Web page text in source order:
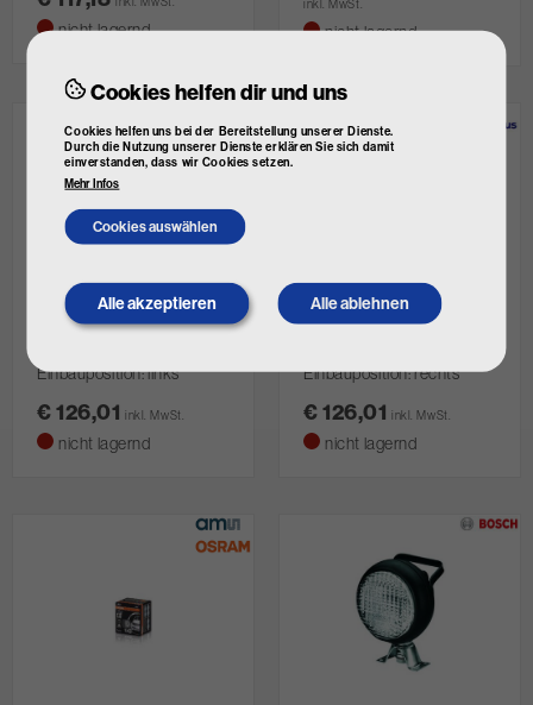
nicht lagernd
inkl. MwSt.
nicht lagernd
ABAKUS
Arbeitsscheinwerfer
Einbauposition: links
€ 126,01inkl. MwSt.
nicht lagernd
ABAKUS
Arbeitsscheinwerfer
Einbauposition: rechts
€ 126,01inkl. MwSt.
nicht lagernd
Cookies helfen dir und uns
Cookies helfen uns bei der Bereitstellung unserer Dienste.
Durch die Nutzung unserer Dienste erklären Sie sich damit
einverstanden, dass wir Cookies setzen.
Mehr Infos
Cookies auswählen
Alle akzeptieren
Withdraw
consent
Alle ablehnen